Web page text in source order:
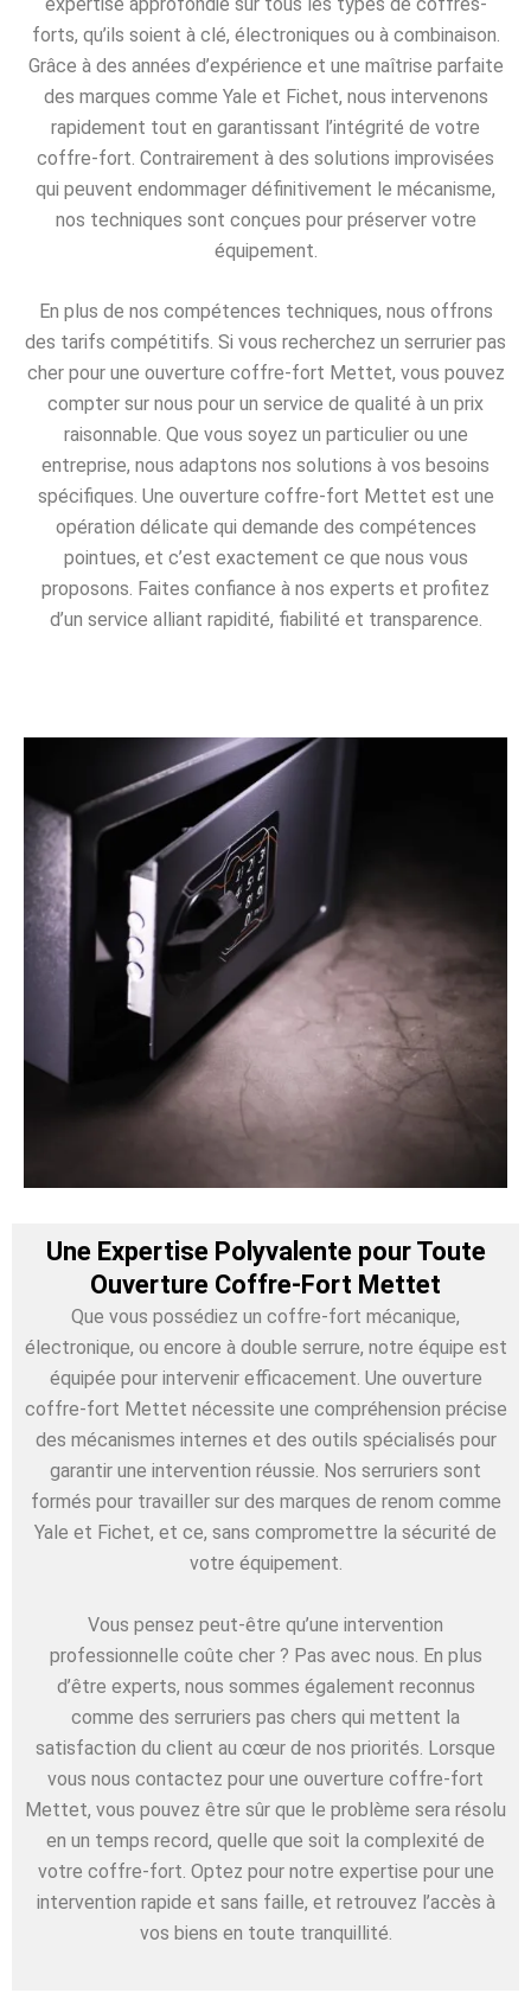
forts, qu’ils soient à clé, électroniques ou à combinaison.
Grâce à des années d’expérience et une maîtrise parfaite
des marques comme Yale et Fichet, nous intervenons
rapidement tout en garantissant l’intégrité de votre
coffre-fort. Contrairement à des solutions improvisées
qui peuvent endommager définitivement le mécanisme,
nos techniques sont conçues pour préserver votre
équipement.
En plus de nos compétences techniques, nous offrons
des tarifs compétitifs. Si vous recherchez un serrurier pas
cher pour une ouverture coffre-fort Mettet, vous pouvez
compter sur nous pour un service de qualité à un prix
raisonnable. Que vous soyez un particulier ou une
entreprise, nous adaptons nos solutions à vos besoins
spécifiques. Une ouverture coffre-fort Mettet est une
opération délicate qui demande des compétences
pointues, et c’est exactement ce que nous vous
proposons. Faites confiance à nos experts et profitez
d’un service alliant rapidité, fiabilité et transparence.
Une Expertise Polyvalente pour Toute
Ouverture Coffre-Fort Mettet
Que vous possédiez un coffre-fort mécanique,
électronique, ou encore à double serrure, notre équipe est
équipée pour intervenir efficacement. Une ouverture
coffre-fort Mettet nécessite une compréhension précise
des mécanismes internes et des outils spécialisés pour
garantir une intervention réussie. Nos serruriers sont
formés pour travailler sur des marques de renom comme
Yale et Fichet, et ce, sans compromettre la sécurité de
votre équipement.
Vous pensez peut-être qu’une intervention
professionnelle coûte cher ? Pas avec nous. En plus
d’être experts, nous sommes également reconnus
comme des serruriers pas chers qui mettent la
satisfaction du client au cœur de nos priorités. Lorsque
vous nous contactez pour une ouverture coffre-fort
Mettet, vous pouvez être sûr que le problème sera résolu
en un temps record, quelle que soit la complexité de
votre coffre-fort. Optez pour notre expertise pour une
intervention rapide et sans faille, et retrouvez l’accès à
vos biens en toute tranquillité.